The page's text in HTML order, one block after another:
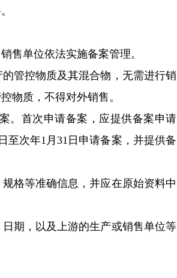
单位依法实施备案管理。
管控物质及其混合物，无需进行销
物质，不得对外销售。
首次申请备案，应提供备案申请
至次年1月31日申请备案，并提供备
格等准确信息，并应在原始资料中
期，以及上游的生产或销售单位等